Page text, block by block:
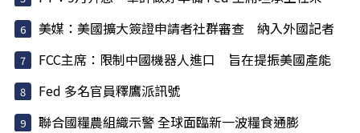
美媒：美國擴大簽證申請者社群審查 納入外國記者
FCC主席：限制中國機器人進口 旨在提振美國產能
Fed 多名官員釋鷹派訊號
聯合國糧農組織示警 全球面臨新一波糧食通膨